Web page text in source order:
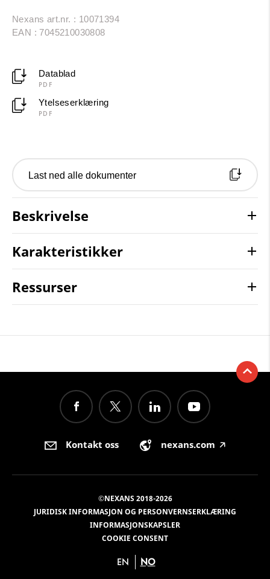
Nexans art.nr. : 10071394
EAN : 7045210030808
Datablad
PDF
Ytelseserklæring
PDF
Last ned alle dokumenter
Beskrivelse
Karakteristikker
Ressurser
Kontakt oss nexans.com 🡥
©NEXANS 2018-2026
JURIDISK INFORMASJON OG PERSONVERNSERKLÆRING
INFORMASJONSKAPSLER
COOKIE CONSENT
EN NO